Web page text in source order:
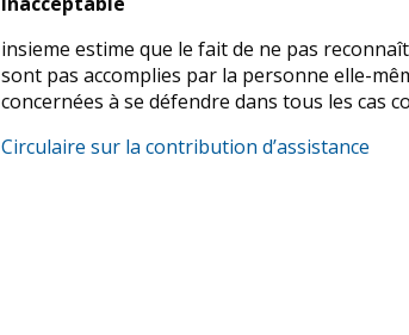
insieme estime que le fait de ne pas
sont pas accomplies par la personne elle-
concernées à se défendre dans tous les cas
Circulaire sur la contribution d’assistance